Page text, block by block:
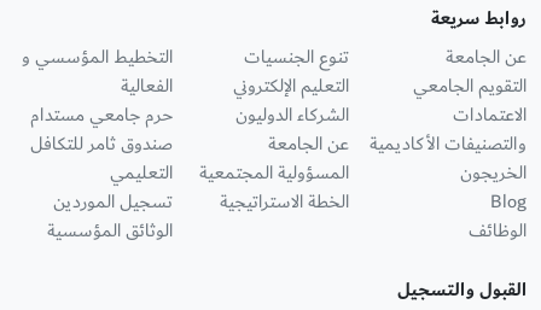
روابط سريعة
عن الجامعة
التقويم الجامعي
الاعتمادات
والتصنيفات الأكاديمية
الخريجون
Blog
الوظائف
تنوع الجنسيات
التعليم الإلكتروني
الشركاء الدوليون
عن الجامعة
المسؤولية المجتمعية
الخطة الاستراتيجية
التخطيط المؤسسي و
الفعالية
حرم جامعي مستدام
صندوق ثامر للتكافل
التعليمي
تسجيل الموردين
الوثائق المؤسسية
القبول والتسجيل